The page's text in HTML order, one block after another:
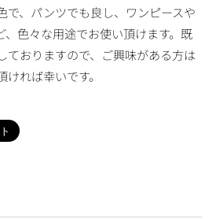
で、パンツでも良し、ワンピースや
、色々な用途でお使い頂けます。既
ておりますので、ご興味がある方は
れば幸いです。